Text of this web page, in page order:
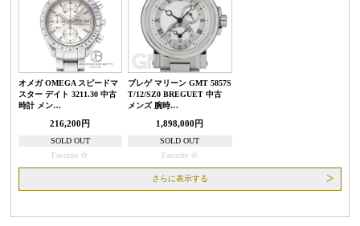
オメガ OMEGA スピードマ
スター デイト 3211.30 中古
時計 メン…
216,200円
SOLD OUT
Favorite
ブレゲ マリーン GMT 5857S
T/12/SZ0 BREGUET 中古
メンズ 腕時…
1,898,000円
SOLD OUT
Favorite
さらに表示する